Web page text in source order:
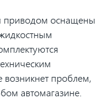
приводом оснащены
проблем,
автомагазине.